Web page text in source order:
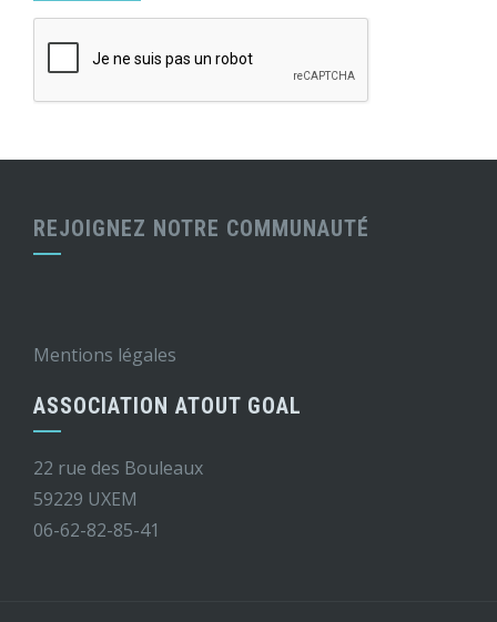
REJOIGNEZ NOTRE COMMUNAUTÉ
Mentions légales
ASSOCIATION ATOUT GOAL
22 rue des Bouleaux
59229 UXEM
06-62-82-85-41